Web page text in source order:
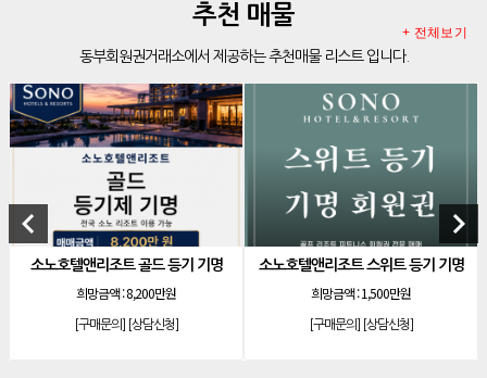
한화리조트 스위트 회원제 무기명
소노 이그젝큐티브 회원제 무기명
[리조트]소노호텔앤리조트 로얄 회원제 기명
[리조트]소노호텔앤리조트 로얄 회원제 기명
소노호텔앤리조트 로얄 등기 기명
[리조트] 소노호텔앤리조트 골드 회원제 무기명
[리조트]소노호텔앤리조트 골드 등기 기명
[리조트]소노호텔앤리조트 스위트 등기 무기명
추천 매물
동부회원권거래소에서 제공하는 추천매물 리스트 입니다.
+ 전체보기
keyboard_arrow_left
소노호텔앤리조트 골드 등기 기명
희망금액 :8,200만원
[구매문의][상담신청]
소노호텔앤리조트 스위트 등기 기명
희망금액 :1,500만원
[구매문의][상담신청]
keyboard_arrow_right